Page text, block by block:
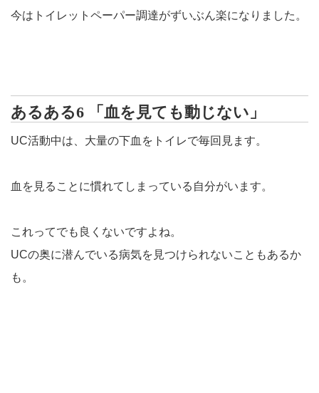
今はトイレットペーパー調達がずいぶん楽になりました。
あるある6 「血を見ても動じない」
UC活動中は、大量の下血をトイレで毎回見ます。
血を見ることに慣れてしまっている自分がいます。
これってでも良くないですよね。
UCの奥に潜んでいる病気を見つけられないこともあるか
も。